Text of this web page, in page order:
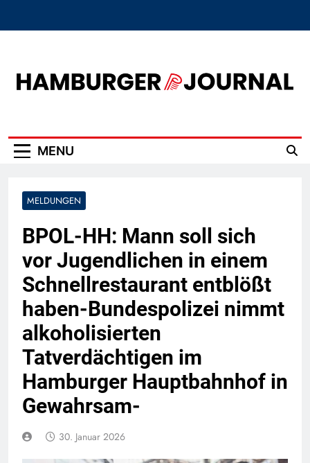
MENU
MELDUNGEN
BPOL-HH: Mann soll sich
vor Jugendlichen in einem
Schnellrestaurant entblößt
haben-Bundespolizei nimmt
alkoholisierten
Tatverdächtigen im
Hamburger Hauptbahnhof in
Gewahrsam-
30. Januar 2026